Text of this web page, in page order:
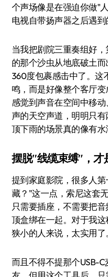
个声场像是在强迫你做"
电视自带扬声器之后遇到
当我把剧院三重奏组好
的那个沙虫从地底破土
360度包裹感击中了。这
鸣，而是好像整个客厅
感觉到声音在空间中移
声的天空声道，明明只
顶下雨的场景真的像有水
摆脱"线缆束缚"，才
提到家庭影院，很多人
藏？"这一点，索尼这套
只需要插座，不需要把
顶盒绑在一起。对于我
狭小的人来说，太实用了
而且不得不提那个USB-